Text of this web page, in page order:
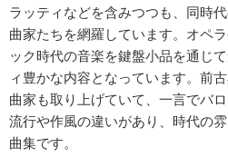
ラッティなどを含みつつも、同時
曲家たちを網羅しています。オペ
ック時代の音楽を鍵盤小品を通じ
ィ豊かな内容となっています。前
曲家も取り上げていて、一言でバ
流行や作風の違いがあり、時代の
曲集です。